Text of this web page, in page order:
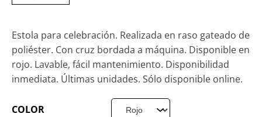
Estola para celebración. Realizada en raso gateado de
poliéster. Con cruz bordada a máquina. Disponible en
rojo. Lavable, fácil mantenimiento. Disponibilidad
inmediata. Últimas unidades. Sólo disponible online.
COLOR